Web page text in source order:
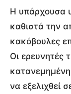
Η υπάρχουσα
καθιστά την
κακόβουλες
Οι ερευνητές
να εξελιχθεί